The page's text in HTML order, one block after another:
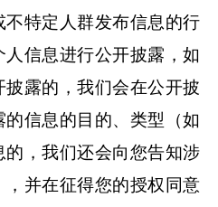
特定人群发布信息的行
信息进行公开披露，如
露的，我们会在公开披
信息的目的、类型（如
，我们还会向您告知涉
，并在征得您的授权同意